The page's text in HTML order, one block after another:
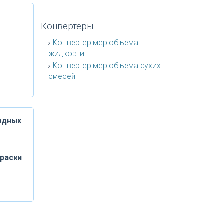
Конвертеры
Конвертер мер объёма
жидкости
Конвертер мер объёма сухих
смесей